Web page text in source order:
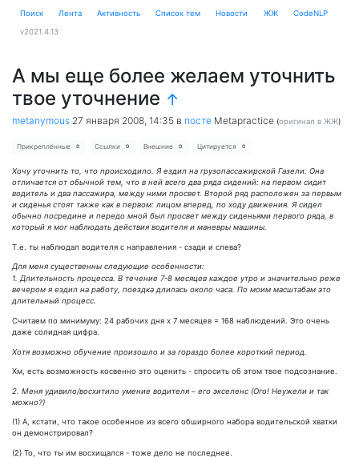
Поиск Лента Активность Cписок тем Новости ЖЖ CodeNLP
v2021.4.13
А мы еще более желаем уточнить
твое уточнение ↑
metanymous 27 января 2008, 14:35 в посте Metapractice (оригинал в ЖЖ)
Прикреплённые 0 Ссылки 0 Внешние 0 Цитируется 0
Хочу уточнить то, что происходило. Я ездил на грузопассажирской Газели. Она
отличается от обычной тем, что в ней всего два ряда сидений: на первом сидит
водитель и два пассажира, между ними просвет. Второй ряд расположен за первым
и сиденья стоят также как в первом: лицом вперед, по ходу движения. Я сидел
обычно посредине и передо мной был просвет между сиденьями первого ряда, в
который я мог наблюдать действия водителя и маневры машины.
Т.е. ты наблюдал водителя с направления - сзади и слева?
Для меня существенны следующие особенности:
1. Длительность процесса. В течение 7-8 месяцев каждое утро и значительно реже
вечером я ездил на работу, поездка длилась около часа. По моим масштабам это
длительный процесс.
Считаем по минимуму: 24 рабочих дня х 7 месяцев = 168 наблюдений. Это очень
даже солидная цифра.
Хотя возможно обучение произошло и за гораздо более короткий период.
Хм, есть возможность косвенно это оценить - спросить об этом твое подсознание.
2. Меня удивило/восхитило умение водителя – его экселенс (Ого! Неужели и так
можно?)
(1) А, кстати, что такое особенное из всего обширного набора водительской хватки
он демонстрировал?
(2) То, что ты им восхищался - тоже дело не последнее.